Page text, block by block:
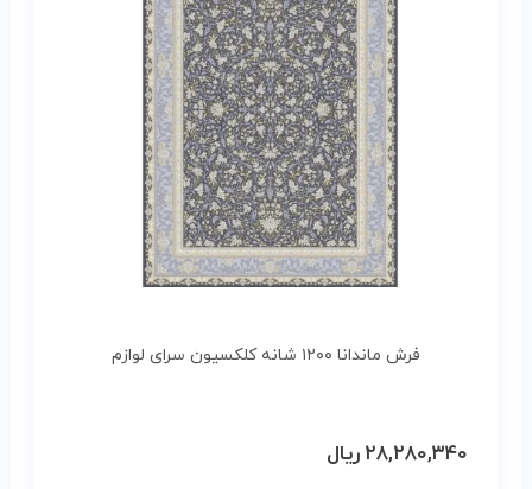
فرش ماندانا ۱۲۰۰ شانه کلکسیون سرای لوازم
۲۸,۲۸۰,۳۴۰ ریال